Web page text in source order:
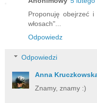
Proponuję obejrzeć i
włosach"...
Odpowiedz
Odpowiedzi
Anna
Znamy, znamy :)